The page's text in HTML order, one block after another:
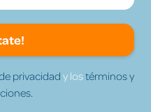
privacidad y lostérminos y